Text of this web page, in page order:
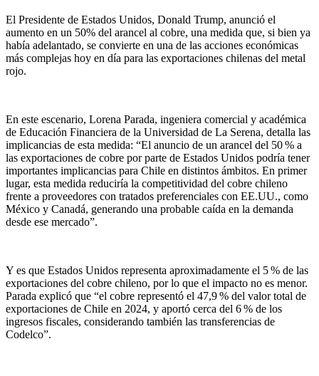
El Presidente de Estados Unidos, Donald Trump, anunció el
aumento en un 50% del arancel al cobre, una medida que, si bien ya
había adelantado, se convierte en una de las acciones económicas
más complejas hoy en día para las exportaciones chilenas del metal
rojo.
En este escenario, Lorena Parada, ingeniera comercial y académica
de Educación Financiera de la Universidad de La Serena, detalla las
implicancias de esta medida: “El anuncio de un arancel del 50 % a
las exportaciones de cobre por parte de Estados Unidos podría tener
importantes implicancias para Chile en distintos ámbitos. En primer
lugar, esta medida reduciría la competitividad del cobre chileno
frente a proveedores con tratados preferenciales con EE.UU., como
México y Canadá, generando una probable caída en la demanda
desde ese mercado”.
Y es que Estados Unidos representa aproximadamente el 5 % de las
exportaciones del cobre chileno, por lo que el impacto no es menor.
Parada explicó que “el cobre representó el 47,9 % del valor total de
exportaciones de Chile en 2024, y aportó cerca del 6 % de los
ingresos fiscales, considerando también las transferencias de
Codelco”.